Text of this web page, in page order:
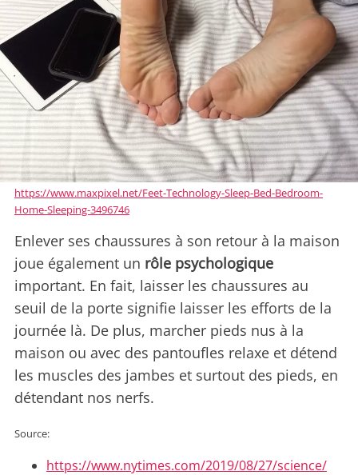
https://www.maxpixel.net/Feet-Technology-Sleep-Bed-Bedroom-
Home-Sleeping-3496746
Enlever ses chaussures à son retour à la maison
joue également un rôle psychologique
important. En fait, laisser les chaussures au
seuil de la porte signifie laisser les efforts de la
journée là. De plus, marcher pieds nus à la
maison ou avec des pantoufles relaxe et détend
les muscles des jambes et surtout des pieds, en
détendant nos nerfs.
Source:
https://www.nytimes.com/2019/08/27/science/